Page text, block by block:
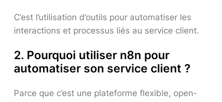
C’est l’utilisation d’outils pour automatiser les
interactions et processus liés au service client.
2. Pourquoi utiliser n8n pour
automatiser son service client ?
Parce que c’est une plateforme flexible, open-